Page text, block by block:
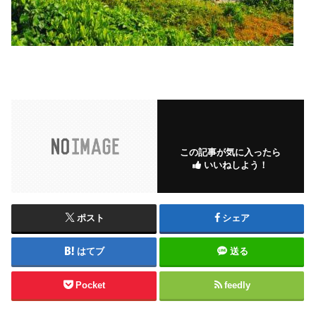
この記事が気に入ったら
いいねしよう！
ポスト シェア
はてブ 送る
Pocket feedly